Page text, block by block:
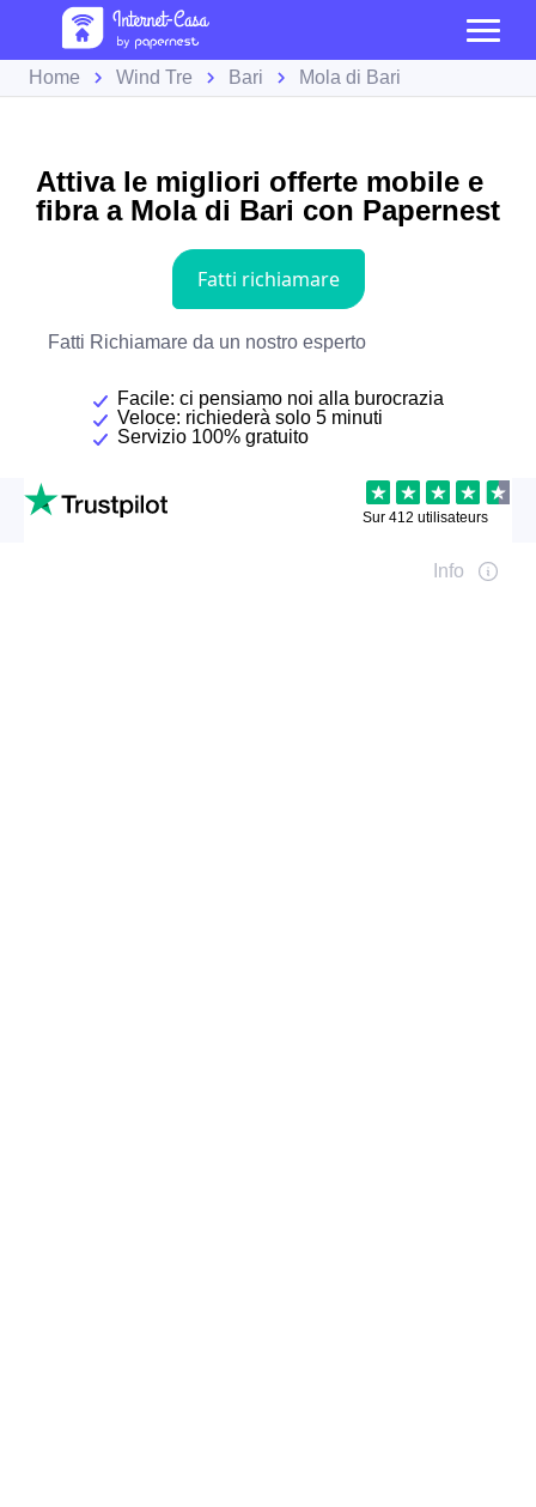
Home Wind Tre Bari Mola di Bari